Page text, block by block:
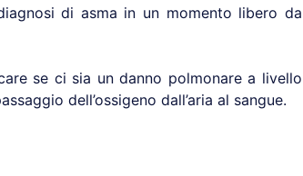
di asma in un momento libero da
se ci sia un danno polmonare a livello
dell’ossigeno dall’aria al sangue.